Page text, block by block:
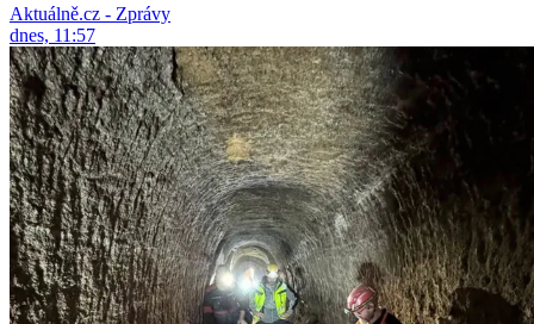
Aktuálně.cz - Zprávy
dnes, 11:57